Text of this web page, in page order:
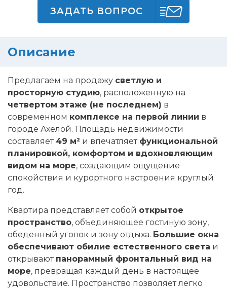
ЗАДАТЬ ВОПРОС
Описание
Предлагаем на продажу светлую и
просторную студию, расположенную на
четвертом этаже (не последнем) в
современном комплексе на первой линии в
городе Ахелой. Площадь недвижимости
составляет 49 м² и впечатляет функциональной
планировкой, комфортом и вдохновляющим
видом на море, создающим ощущение
спокойствия и курортного настроения круглый
год.
Квартира представляет собой открытое
пространство, объединяющее гостиную зону,
обеденный уголок и зону отдыха. Большие окна
обеспечивают обилие естественного света и
открывают панорамный фронтальный вид на
море, превращая каждый день в настоящее
удовольствие. Пространство позволяет легко